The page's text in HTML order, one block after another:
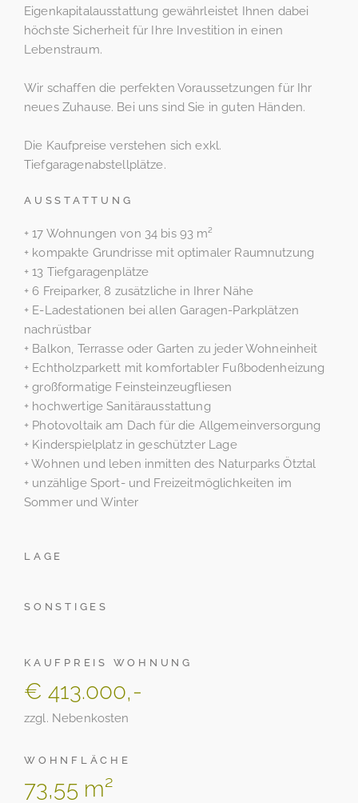
Eigenkapitalausstattung gewährleistet Ihnen dabei
höchste Sicherheit für Ihre Investition in einen
Lebenstraum.
Wir schaffen die perfekten Voraussetzungen für Ihr
neues Zuhause. Bei uns sind Sie in guten Händen.
Die Kaufpreise verstehen sich exkl.
Tiefgaragenabstellplätze.
AUSSTATTUNG
+ 17 Wohnungen von 34 bis 93 m²
+ kompakte Grundrisse mit optimaler Raumnutzung
+ 13 Tiefgaragenplätze
+ 6 Freiparker, 8 zusätzliche in Ihrer Nähe
+ E-Ladestationen bei allen Garagen-Parkplätzen
nachrüstbar
+ Balkon, Terrasse oder Garten zu jeder Wohneinheit
+ Echtholzparkett mit komfortabler Fußbodenheizung
+ großformatige Feinsteinzeugfliesen
+ hochwertige Sanitärausstattung
+ Photovoltaik am Dach für die Allgemeinversorgung
+ Kinderspielplatz in geschützter Lage
+ Wohnen und leben inmitten des Naturparks Ötztal
+ unzählige Sport- und Freizeitmöglichkeiten im
Sommer und Winter
LAGE
SONSTIGES
KAUFPREIS WOHNUNG
€ 413.000,-
zzgl. Nebenkosten
WOHNFLÄCHE
73,55 m²